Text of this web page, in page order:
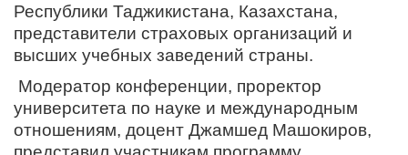
Республики Таджикистана, Казахстана,
представители страховых организаций и
высших учебных заведений страны.
Модератор конференции, проректор
университета по науке и международным
отношениям, доцент Джамшед Машокиров,